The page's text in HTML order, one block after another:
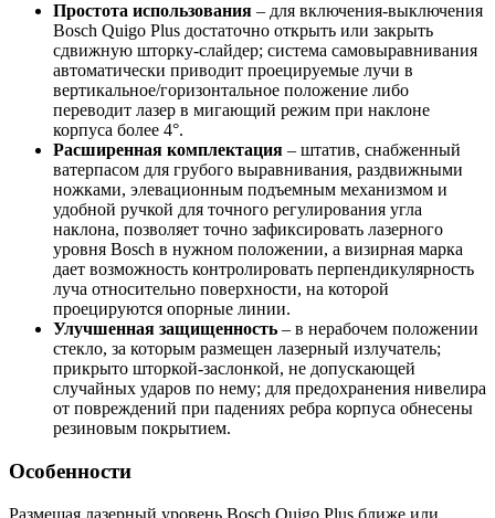
Простота использования – для включения-выключения
Bosch Quigo Plus достаточно открыть или закрыть
сдвижную шторку-слайдер; система самовыравнивания
автоматически приводит проецируемые лучи в
вертикальное/горизонтальное положение либо
переводит лазер в мигающий режим при наклоне
корпуса более 4°.
Расширенная комплектация – штатив, снабженный
ватерпасом для грубого выравнивания, раздвижными
ножками, элевационным подъемным механизмом и
удобной ручкой для точного регулирования угла
наклона, позволяет точно зафиксировать лазерного
уровня Bosch в нужном положении, а визирная марка
дает возможность контролировать перпендикулярность
луча относительно поверхности, на которой
проецируются опорные линии.
Улучшенная защищенность – в нерабочем положении
стекло, за которым размещен лазерный излучатель;
прикрыто шторкой-заслонкой, не допускающей
случайных ударов по нему; для предохранения нивелира
от повреждений при падениях ребра корпуса обнесены
резиновым покрытием.
Особенности
Размещая лазерный уровень Bosch Quigo Plus ближе или